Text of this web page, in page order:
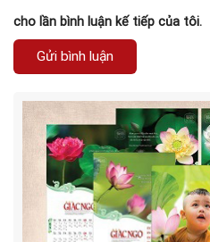
cho lần bình luận kế tiếp của tôi.